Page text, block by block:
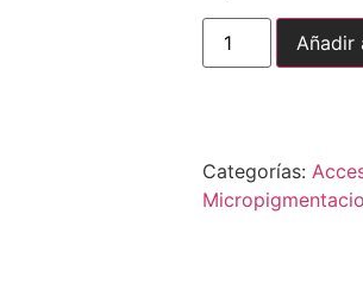
Añadir
Categorías: